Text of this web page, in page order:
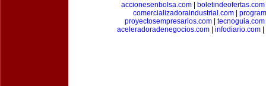
accionesenbolsa.com
boletindeofertas.com
comercializadoraindustrial.com
proyectosempresarios.com
tecnoguia.com
aceleradoradenegocios.com| infodiario.com|